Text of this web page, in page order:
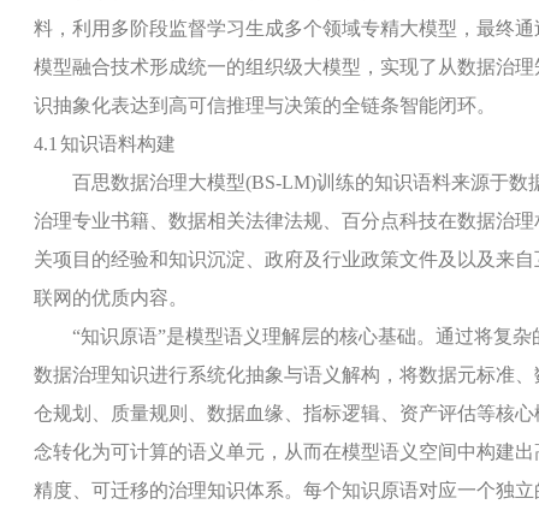
料，利用多阶段监督学习生成多个领域专精大模型，最终通
模型融合技术形成统一的组织级大模型，实现了从数据治理
识抽象化表达到高可信推理与决策的全链条智能闭环。
4.1 知识语料构建
百思数据治理大模型(BS-LM)训练的知识语料来源于数
治理专业书籍、数据相关法律法规、百分点科技在数据治理
关项目的经验和知识沉淀、政府及行业政策文件及以及来自
联网的优质内容。
“知识原语”是模型语义理解层的核心基础。通过将复杂
数据治理知识进行系统化抽象与语义解构，将数据元标准、
仓规划、质量规则、数据血缘、指标逻辑、资产评估等核心
念转化为可计算的语义单元，从而在模型语义空间中构建出
精度、可迁移的治理知识体系。每个知识原语对应一个独立